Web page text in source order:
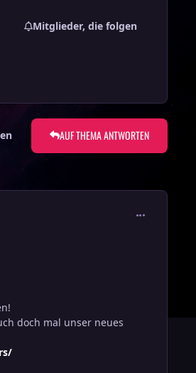
Mitglieder, die folgen
AUF THEMA ANTWORTEN
doch mal unser neues